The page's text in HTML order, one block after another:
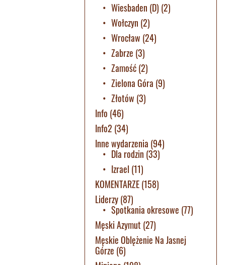
Wiesbaden (D) (2)
Wołczyn (2)
Wrocław (24)
Zabrze (3)
Zamość(2)
Zielona Góra (9)
Złotów (3)
Info (46)
Info2 (34)
Inne wydarzenia (94)
Dla rodzin (33)
Izrael (11)
KOMENTARZE(158)
Liderzy(87)
Spotkania okresowe (77)
Męski Azymut (27)
Męskie Oblężenie Na Jasnej
Górze (6)